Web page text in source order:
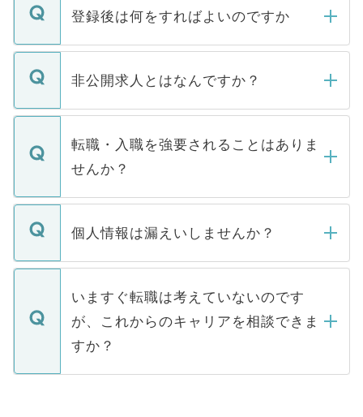
登録後は何をすればよいのですか
ご登録いただきましたら、弊社担当者がご
登録内容を確認し、その後メールもしくは
ます。通常、5営業日以内にはご連絡をせて
いただきますので、しばらくお待ちくださ
非公開求人とはなんですか？
マイナビDOCTORで取り扱っている求人の
うち約3割は、Webサイトからご覧いただ
けない「非公開求人」です。非公開求人は
下記の理由によって、一般には公開してい
ません。
■応募殺到を避けるため 人気のある医療機
関を公にしてしまうと、応募が殺到する場
に、医療機関が求める条件に合った人材の
みを人材紹介会社に依頼するケースが増え
ています。
転職・入職を強要されることはありま
せんか？
転職・入職を強要することは一切ありませ
ん。また、仮に応募先から内定をいただい
定を承諾する必要はありません。内定先へ
の辞退の連絡はキャリアパートナーが行い
個人情報は漏えいしませんか？
個人情報が漏えいすることはありませんの
で、ご安心ください。当サイトからの登録
などで収集したご登録者様の個人情報は、
ご本人のキャリアアップおよび転職活動の
支援を目的に使用いたします。お預かりし
ているすべての個人データはご本人の許可
いますぐ転職は考えていないのです
が、これからのキャリアを相談できま
すか？